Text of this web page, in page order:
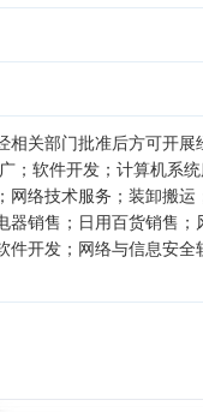
关部门批准后方可开
软件开发；计算机系
络技术服务；装卸搬
销售；日用百货销售
开发；网络与信息安